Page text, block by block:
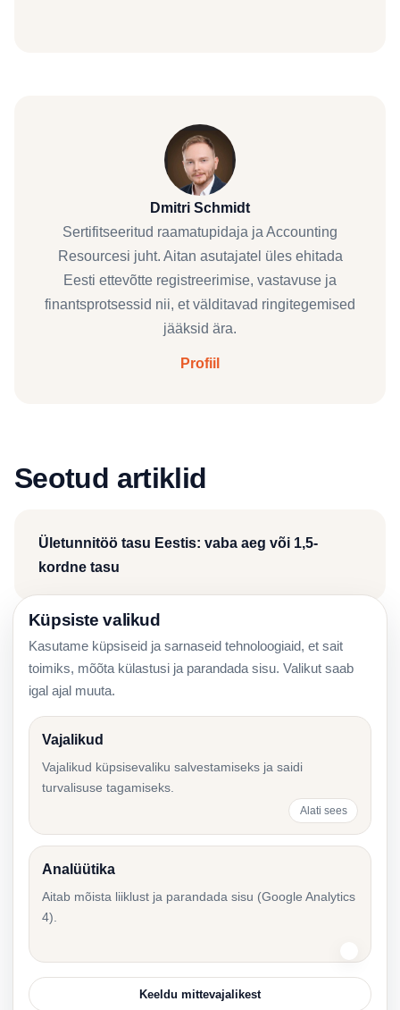
Dmitri Schmidt
Sertifitseeritud raamatupidaja ja Accounting
Resourcesi juht. Aitan asutajatel üles ehitada
Eesti ettevõtte registreerimise, vastavuse ja
finantsprotsessid nii, et välditavad ringitegemised
jääksid ära.
Profiil
Seotud artiklid
Ületunnitöö tasu Eestis: vaba aeg või 1,5-
kordne tasu
Lõpparve Eestis: töötasu, puhkus ja maksmise
tähtaeg
Töötamise register Eestis: tööandja praktiline
juhend
valik
Küpsiste valikud
Kasutame küpsiseid ja sarnaseid tehnoloogiaid, et sait
toimiks, mõõta külastusi ja parandada sisu. Valikut saab
igal ajal muuta.
Vajalikud
Vajalikud küpsisevaliku salvestamiseks ja saidi
turvalisuse tagamiseks.
Alati sees
Analüütika
Aitab mõista liiklust ja parandada sisu (Google Analytics
4).
Keeldu mittevajalikest